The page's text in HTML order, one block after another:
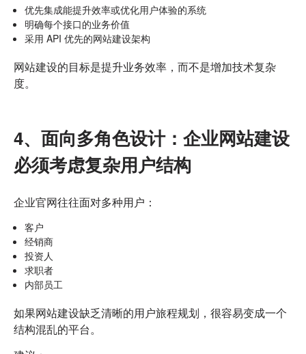
优先集成能提升效率或优化用户体验的系统
明确每个接口的业务价值
采用 API 优先的网站建设架构
网站建设的目标是提升业务效率，而不是增加技术复杂
度。
4、面向多角色设计：企业网站建设
必须考虑复杂用户结构
企业官网往往面对多种用户：
客户
经销商
投资人
求职者
内部员工
如果网站建设缺乏清晰的用户旅程规划，很容易变成一个
结构混乱的平台。